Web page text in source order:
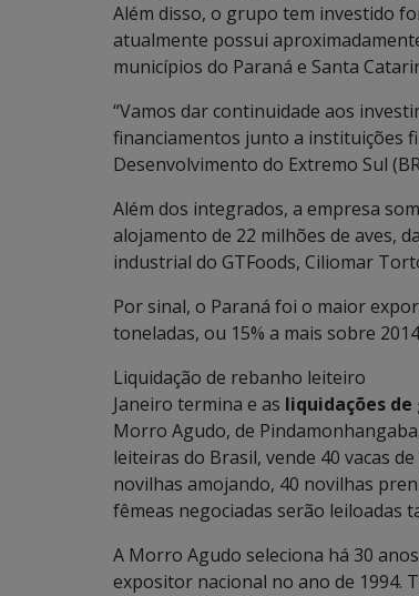
Além disso, o grupo tem investido
atualmente possui
municípios do Paraná e Santa
“Vamos dar continuidade aos
financiamentos junto a instituições
Desenvolvimento do Extremo Sul
Além dos integrados, a empresa
alojamento de 22 milhões de aves,
industrial do GTFoods, Ciliomar
Por sinal, o Paraná foi o maior
toneladas, ou 15% a mais sobre
Liquidação de rebanho leiteiro
Janeiro termina e as liquidações
Morro Agudo, de
leiteiras do Brasil, vende 40 vacas
novilhas amojando, 40 novilhas
fêmeas negociadas serão leiloadas
A Morro Agudo seleciona há 30
expositor nacional no ano de 1994.